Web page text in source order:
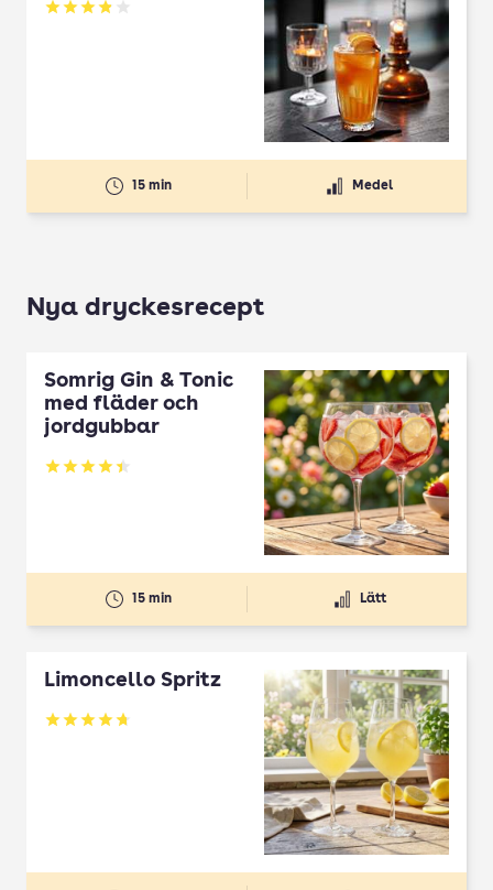
Betyg: 3.9 av 5
15 min Medel
Nya dryckesrecept
Somrig Gin & Tonic
med fläder och
jordgubbar
Betyg: 4.45 av 5
15 min Lätt
Limoncello Spritz
Betyg: 4.7 av 5